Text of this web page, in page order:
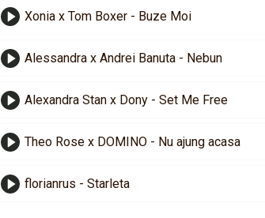
Xonia x Tom Boxer - Buze Moi
Alessandra x Andrei Banuta - Nebun
Alexandra Stan x Dony - Set Me Free
Theo Rose x DOMINO - Nu ajung acasa
florianrus - Starleta